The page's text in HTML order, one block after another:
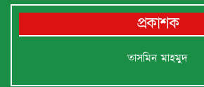
প্রকাশক
তাসমিন মাহমুদ